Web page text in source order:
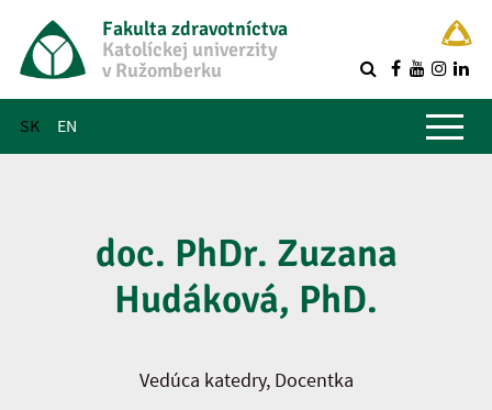
Fakulta zdravotníctva
Katolíckej univerzity
v Ružomberku
SK EN
Hlavné menu
doc. PhDr. Zuzana
Hudáková, PhD.
Vedúca katedry, Docentka